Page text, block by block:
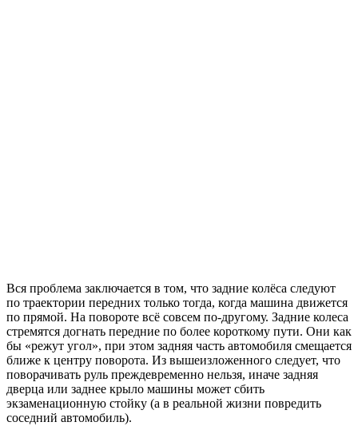
Вся проблема заключается в том, что задние колёса следуют
по траектории передних только тогда, когда машина движется
по прямой. На повороте всё совсем по-другому. Задние колеса
стремятся догнать передние по более короткому пути. Они как
бы «режут угол», при этом задняя часть автомобиля смещается
ближе к центру поворота. Из вышеизложенного следует, что
поворачивать руль преждевременно нельзя, иначе задняя
дверца или заднее крыло машины может сбить
экзаменационную стойку (а в реальной жизни повредить
соседний автомобиль).